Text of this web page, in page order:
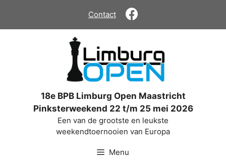
de
Contact
18e BPB Limburg Open Maastricht
Pinksterweekend 22 t/m 25 mei 2026
Een van de grootste en leukste
weekendtoernooien van Europa
Menu